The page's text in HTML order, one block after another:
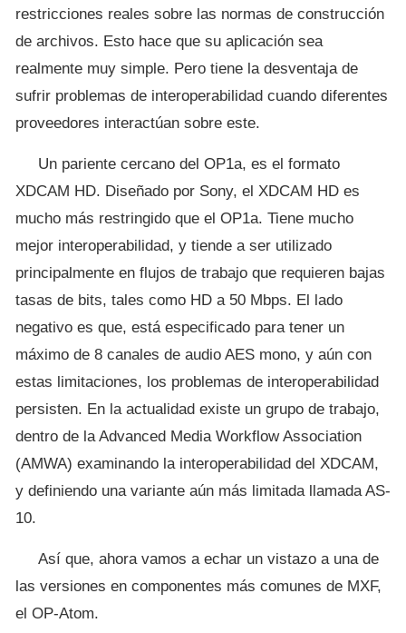
restricciones reales sobre las normas de construcción
de archivos. Esto hace que su aplicación sea
realmente muy simple. Pero tiene la desventaja de
sufrir problemas de interoperabilidad cuando diferentes
proveedores interactúan sobre este.
Un pariente cercano del OP1a, es el formato
XDCAM HD. Diseñado por Sony, el XDCAM HD es
mucho más restringido que el OP1a. Tiene mucho
mejor interoperabilidad, y tiende a ser utilizado
principalmente en flujos de trabajo que requieren bajas
tasas de bits, tales como HD a 50 Mbps. El lado
negativo es que, está especificado para tener un
máximo de 8 canales de audio AES mono, y aún con
estas limitaciones, los problemas de interoperabilidad
persisten. En la actualidad existe un grupo de trabajo,
dentro de la Advanced Media Workflow Association
(AMWA) examinando la interoperabilidad del XDCAM,
y definiendo una variante aún más limitada llamada AS-
10.
Así que, ahora vamos a echar un vistazo a una de
las versiones en componentes más comunes de MXF,
el OP-Atom.